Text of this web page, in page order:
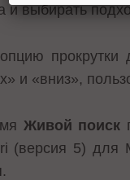
и выбирать
прокрутки
и «вниз»,
Живой поиск
(версия 5) для